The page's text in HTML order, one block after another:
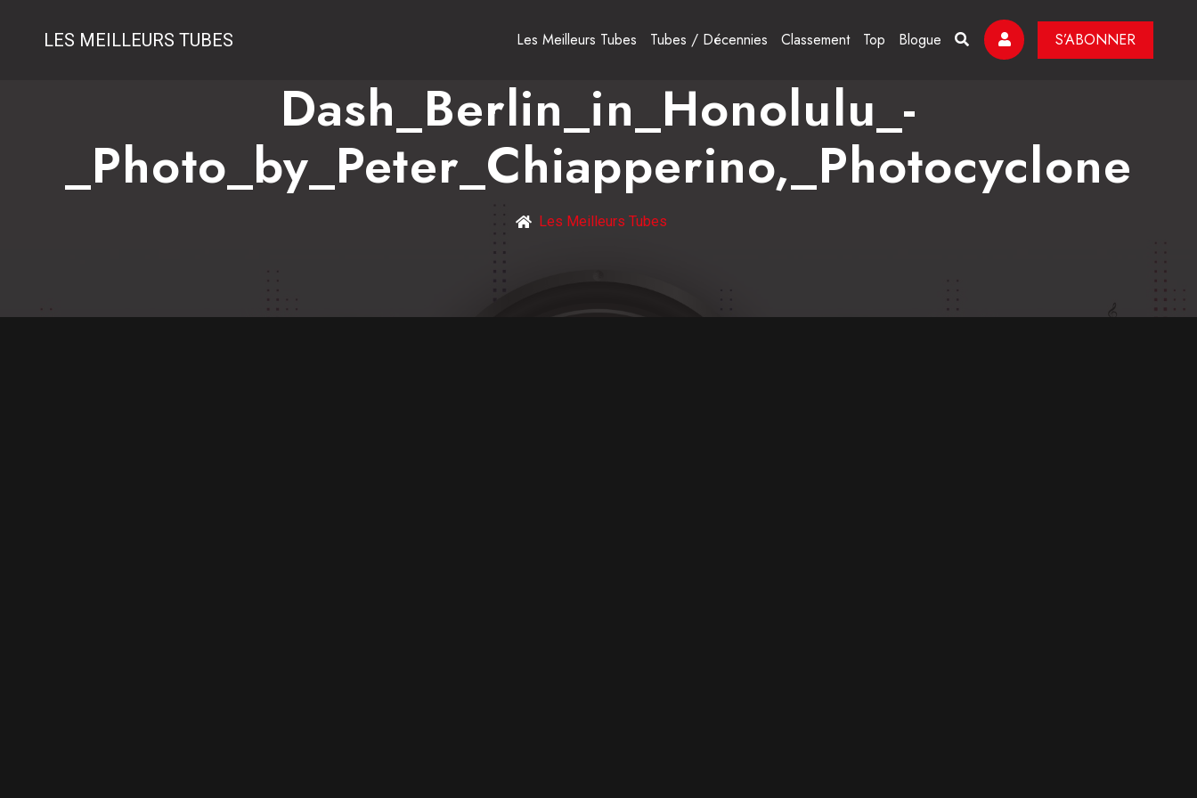
LES MEILLEURS TUBES Les Meilleurs Tubes Tubes / Décennies Classement Top Blogue S’ABONNER
Dash_Berlin_in_Honolulu_-
_Photo_by_Peter_Chiapperino,_Photocyclone
Les Meilleurs Tubes